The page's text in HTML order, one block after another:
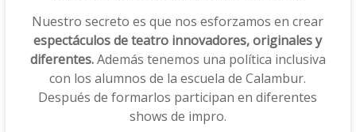
Nuestro secreto es que nos esforzamos en crear
espectáculos de teatro innovadores, originales y
diferentes.Además tenemos una política inclusiva
con los alumnos de la escuela de Calambur.
Después de formarlos participan en diferentes
shows de impro.